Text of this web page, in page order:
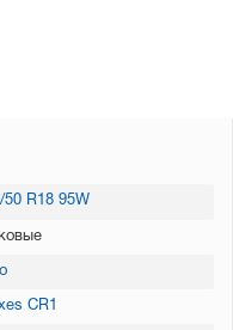
50 R18 95W
CR1